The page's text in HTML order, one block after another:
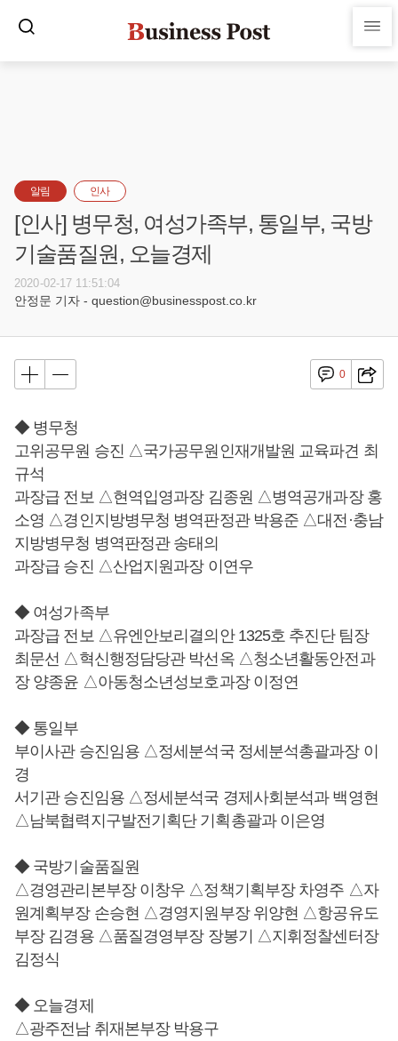
알림 인사
[인사] 병무청, 여성가족부, 통일부, 국방
기술품질원, 오늘경제
2020-02-17 11:51:04
안정문 기자 - question@businesspost.co.kr
0
◆ 병무청
고위공무원 승진 △국가공무원인재개발원 교육파견 최
규석
과장급 전보 △현역입영과장 김종원 △병역공개과장 홍
소영 △경인지방병무청 병역판정관 박용준 △대전·충남
지방병무청 병역판정관 송태의
과장급 승진 △산업지원과장 이연우
◆ 여성가족부
과장급 전보 △유엔안보리결의안 1325호 추진단 팀장
최문선 △혁신행정담당관 박선옥 △청소년활동안전과
장 양종윤 △아동청소년성보호과장 이정연
◆ 통일부
부이사관 승진임용 △정세분석국 정세분석총괄과장 이
경
서기관 승진임용 △정세분석국 경제사회분석과 백영현
△남북협력지구발전기획단 기획총괄과 이은영
◆ 국방기술품질원
△경영관리본부장 이창우 △정책기획부장 차영주 △자
원계획부장 손승현 △경영지원부장 위양현 △항공유도
부장 김경용 △품질경영부장 장봉기 △지휘정찰센터장
김정식
◆ 오늘경제
△광주전남 취재본부장 박용구